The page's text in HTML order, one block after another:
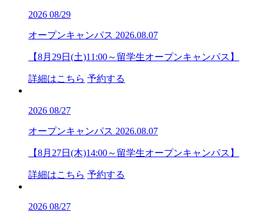
2026 08/29
オープンキャンパス 2026.08.07
【8月29日(土)11:00～留学生オープンキャンパス】
詳細はこちら 予約する
2026 08/27
オープンキャンパス 2026.08.07
【8月27日(木)14:00～留学生オープンキャンパス】
詳細はこちら 予約する
2026 08/27